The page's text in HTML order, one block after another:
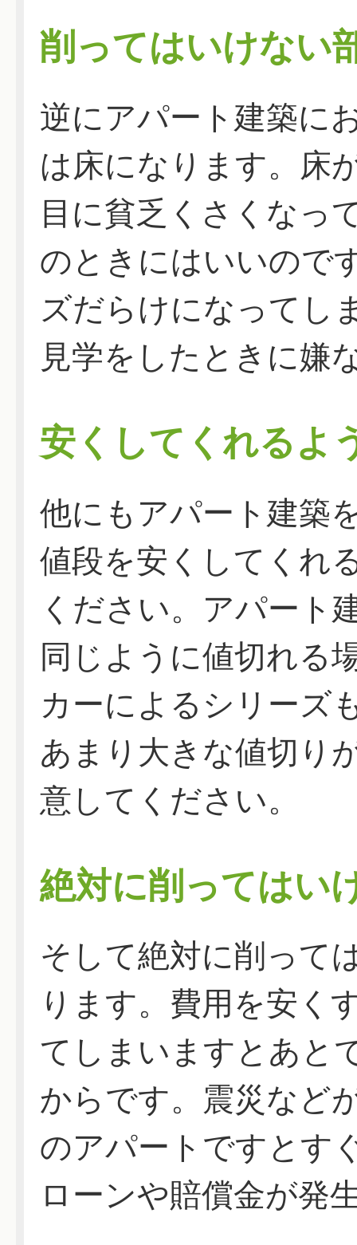
削ってはいけない
逆にアパート建築に
は床になります。床
目に貧乏くさくなっ
のときにはいいので
ズだらけになってし
見学をしたときに嫌
安くしてくれるよ
他にもアパート建築
値段を安くしてくれ
ください。アパート
同じように値切れる
カーによるシリーズ
あまり大きな値切り
意してください。
絶対に削ってはい
そして絶対に削って
ります。費用を安く
てしまいますとあと
からです。震災など
のアパートですとす
ローンや賠償金が発